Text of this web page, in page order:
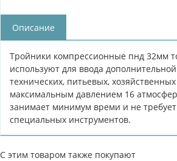
Описание
Тройники компрессионные пнд 32мм
используют для ввода
технических, питьевых,
максимальным давлением 16
занимает минимум времи и не
специальных инструментов.
С этим товаром также покупают